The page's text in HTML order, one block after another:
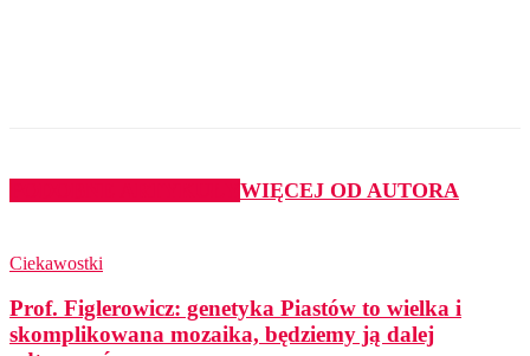
WIĘCEJ OD AUTORA
Ciekawostki
Prof. Figlerowicz: genetyka Piastów to wielka i
skomplikowana mozaika, będziemy ją dalej